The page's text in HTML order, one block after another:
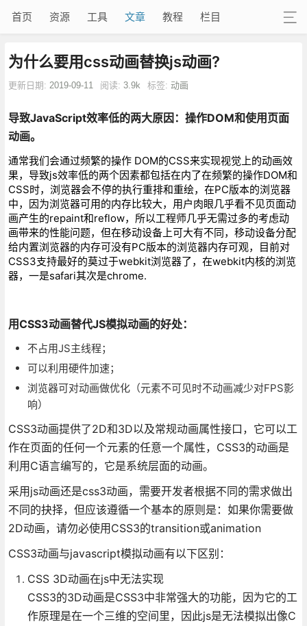
首页 资源 工具 文章 教程 栏目
为什么要用css动画替换js动画?
更新日期: 2019-09-11 阅读: 3.9k 标签: 动画
导致JavaScript效率低的两大原因：操作DOM和使用页面
动画。
通常我们会通过频繁的操作 DOM的CSS来实现视觉上的动画效
果，导致js效率低的两个因素都包括在内了在频繁的操作DOM和
CSS时，浏览器会不停的执行重排和重绘，在PC版本的浏览器
中，因为浏览器可用的内存比较大，用户肉眼几乎看不见页面动
画产生的repaint和reflow，所以工程师几乎无需过多的考虑动
画带来的性能问题，但在移动设备上可大有不同，移动设备分配
给内置浏览器的内存可没有PC版本的浏览器内存可观，目前对
CSS3支持最好的莫过于webkit浏览器了，在webkit内核的浏览
器，一是safari其次是chrome.
用CSS3动画替代JS模拟动画的好处：
不占用JS主线程；
可以利用硬件加速；
浏览器可对动画做优化（元素不可见时不动画减少对FPS影
响）
CSS3动画提供了2D和3D以及常规动画属性接口，它可以工
作在页面的任何一个元素的任意一个属性，CSS3的动画是
利用C语言编写的，它是系统层面的动画。
采用js动画还是css3动画，需要开发者根据不同的需求做出
不同的抉择，但应该遵循一个基本的原则是：如果你需要做
2D动画，请勿必使用CSS3的transition或animation
CSS3动画与javascript模拟动画有以下区别：
CSS 3D动画在js中无法实现
CSS3的3D动画是CSS3中非常强大的功能，因为它的工
作原理是在一个三维的空间里，因此js是无法模拟出像C